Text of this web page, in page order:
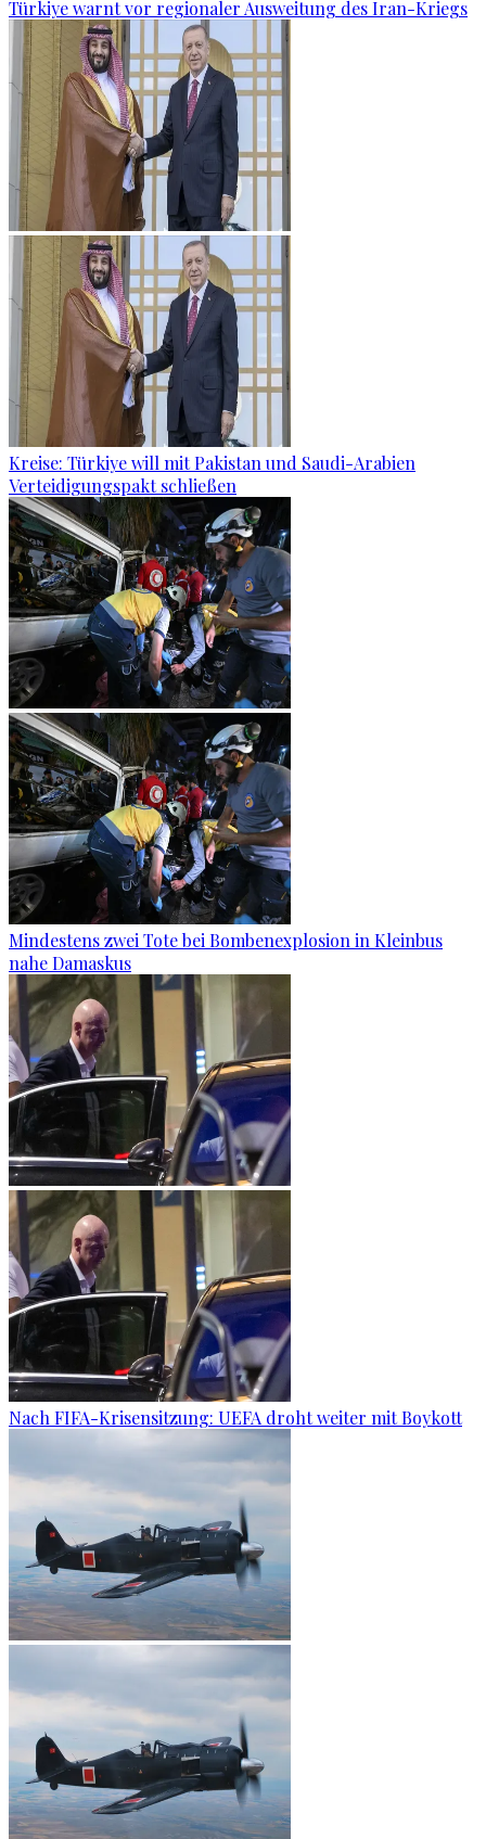
Türkiye warnt vor regionaler Ausweitung des Iran-Kriegs
Kreise: Türkiye will mit Pakistan und Saudi-Arabien
Verteidigungspakt schließen
Mindestens zwei Tote bei Bombenexplosion in Kleinbus
nahe Damaskus
Nach FIFA-Krisensitzung: UEFA droht weiter mit Boykott